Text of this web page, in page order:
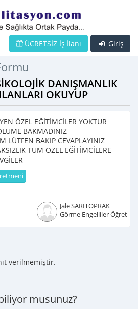
Giriş
ÜCRETSİZ İş İlanı
DANIŞMANLIK
OKUYUP
ÖZEL EĞİTİMCİLER YOKTUR
BAKMADINIZ
LÜTFEN BAKIP CEVAPLAYINIZ
TÜM ÖZEL EĞİTİMCİLERE
Jale SARITOPRAK
Görme Engelliler
verilmemiştir.
musunuz?